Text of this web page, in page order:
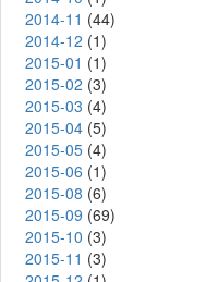
2014-11 (44)
2014-12 (1)
2015-01 (1)
2015-02 (3)
2015-03 (4)
2015-04 (5)
2015-05 (4)
2015-06 (1)
2015-08 (6)
2015-09 (69)
2015-10 (3)
2015-11 (3)